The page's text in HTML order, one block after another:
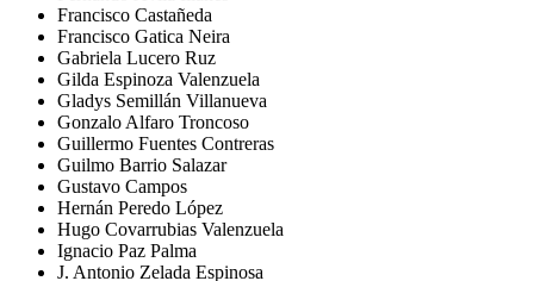
Francisco Castañeda
Francisco Gatica Neira
Gabriela Lucero Ruz
Gilda Espinoza Valenzuela
Gladys Semillán Villanueva
Gonzalo Alfaro Troncoso
Guillermo Fuentes Contreras
Guilmo Barrio Salazar
Gustavo Campos
Hernán Peredo López
Hugo Covarrubias Valenzuela
Ignacio Paz Palma
J. Antonio Zelada Espinosa